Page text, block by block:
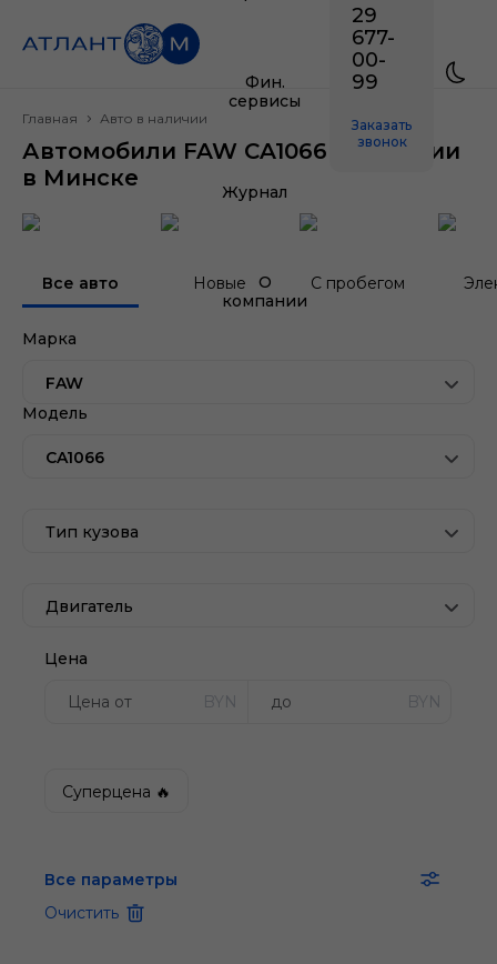
Фин.
сервисы
Журнал
О
компании
29
677-
00-
99
Заказать
звонок
Главная Авто в наличии
Автомобили FAW CA1066 в наличии
в Минске
Все авто Новые С пробегом
Марка
FAW
Модель
CA1066
Тип кузова
Двигатель
Цена
BYN BYN
Суперцена 🔥
Все параметры
Очистить